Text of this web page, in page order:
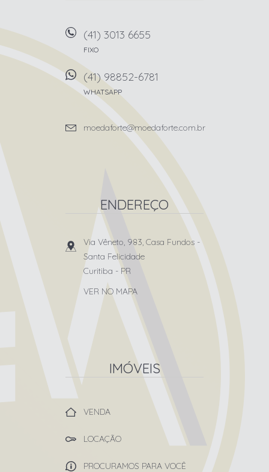
(41) 3013 6655
FIXO
(41) 98852-6781
WHATSAPP
moedaforte@moedaforte.com.br
ENDEREÇO
Via Vêneto, 983, Casa Fundos -
Santa Felicidade
Curitiba - PR
VER NO MAPA
IMÓVEIS
VENDA
LOCAÇÃO
PROCURAMOS PARA VOCÊ